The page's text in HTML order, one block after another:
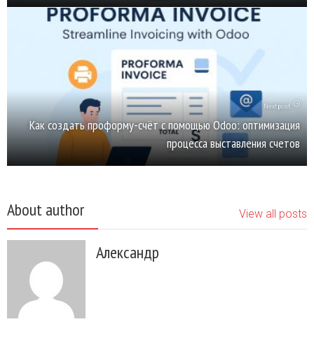
Next post
Как создать проформу-счёт с помощью Odoo: оптимизация
процесса выставления счетов
About author View all posts
Александр